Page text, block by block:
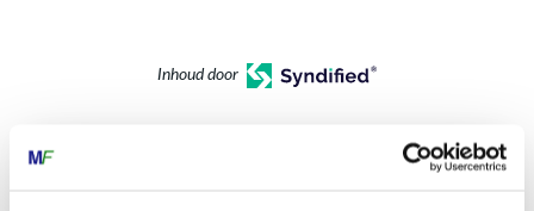
Inhoud door